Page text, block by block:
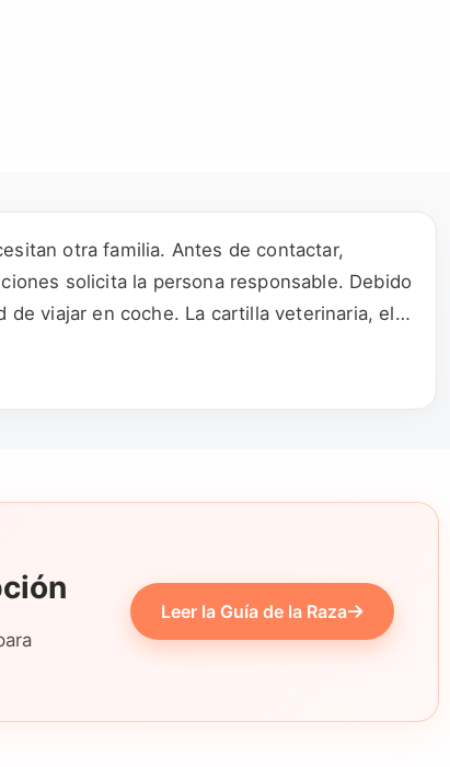
otra familia. Antes de contactar,
solicita la persona responsable. Debido
viajar en coche. La cartilla veterinaria, el
Leer la Guía de la Raza